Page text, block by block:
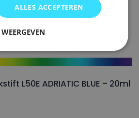
L50E ADRIATIC BLUE – 20ml
ALLES ACCEPTEREN